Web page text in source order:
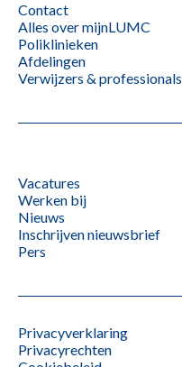
Contact
Alles over mijnLUMC
Poliklinieken
Afdelingen
Verwijzers & professionals
Vacatures
Werken bij
Nieuws
Inschrijven nieuwsbrief
Pers
Privacyverklaring
Privacyrechten